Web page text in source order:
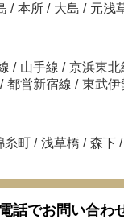
/ 本所 / 大島 / 元浅
/ 山手線 / 京浜東北
/ 都営新宿線 / 東武伊
糸町 / 浅草橋 / 森下 /
電話でお問い合わ